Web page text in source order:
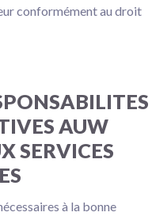
conformément au droit
AUW
SERVICES
à la bonne